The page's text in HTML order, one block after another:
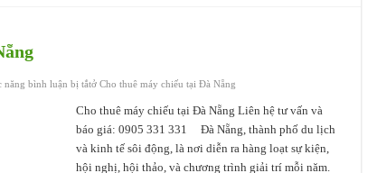
năng bình luận bị tắtở Cho thuê máy chiếu tại Đà Nẵng
Cho thuê máy chiếu tại Đà Nẵng Liên hệ tư vấn và
báo giá: 0905 331 331 Đà Nẵng, thành phố du lịch
và kinh tế sôi động, là nơi diễn ra hàng loạt sự kiện,
hội nghị, hội thảo, và chương trình giải trí mỗi năm.